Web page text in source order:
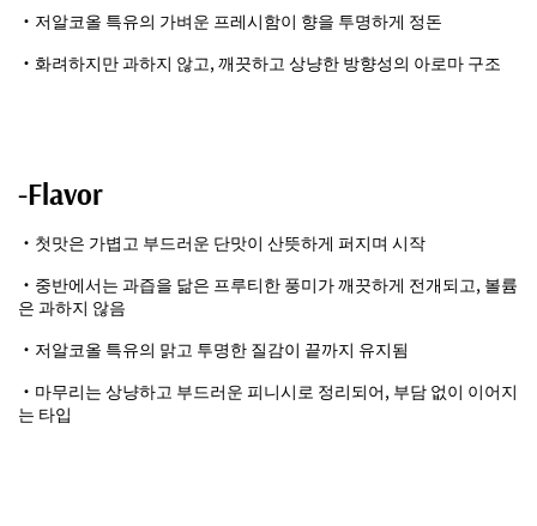
・저알코올 특유의 가벼운 프레시함이 향을 투명하게 정돈
・화려하지만 과하지 않고, 깨끗하고 상냥한 방향성의 아로마 구조
-Flavor
・첫맛은 가볍고 부드러운 단맛이 산뜻하게 퍼지며 시작
・중반에서는 과즙을 닮은 프루티한 풍미가 깨끗하게 전개되고, 볼륨
은 과하지 않음
・저알코올 특유의 맑고 투명한 질감이 끝까지 유지됨
・마무리는 상냥하고 부드러운 피니시로 정리되어, 부담 없이 이어지
는 타입